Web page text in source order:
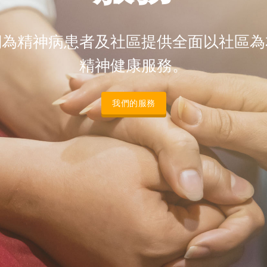
精神病患者及社區提供全面以社區
精神健康服務。
我們的服務